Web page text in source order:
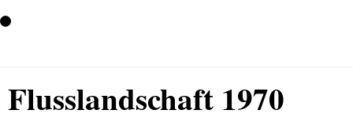
Flusslandschaft 1970